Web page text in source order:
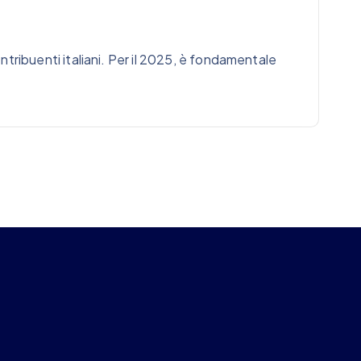
italiani. Per il 2025, è fondamentale